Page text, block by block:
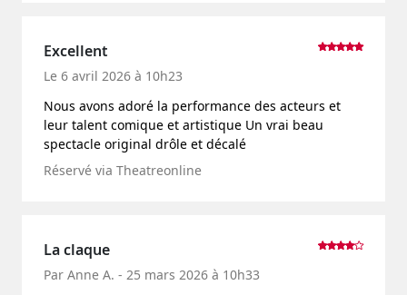
Excellent
Le 6 avril 2026 à 10h23
Nous avons adoré la performance des acteurs et
leur talent comique et artistique Un vrai beau
spectacle original drôle et décalé
Réservé via Theatreonline
La claque
Par Anne A. - 25 mars 2026 à 10h33